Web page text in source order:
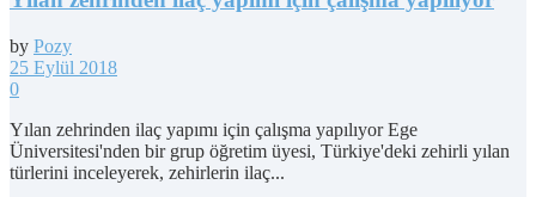
by Pozy
25 Eylül 2018
0
Yılan zehrinden ilaç yapımı için çalışma yapılıyor Ege
Üniversitesi'nden bir grup öğretim üyesi, Türkiye'deki zehirli yılan
türlerini inceleyerek, zehirlerin ilaç...